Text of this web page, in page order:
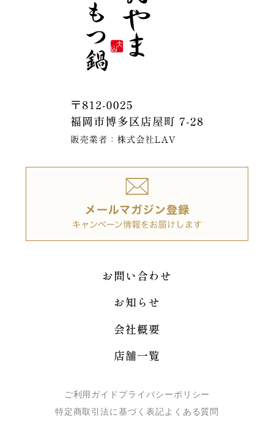
お問い合わせ
お知らせ
会社概要
店舗一覧
ご利用ガイド プライバシーポリシー
特定商取引法に基づく表記よくある質問